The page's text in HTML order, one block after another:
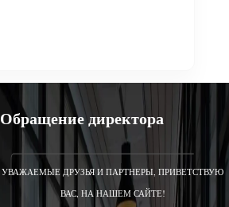
Обращение директора
УВАЖАЕМЫЕ ДРУЗЬЯ И ПАРТНЕРЫ, ПРИВЕТСТВУЮ
ВАС, НА НАШЕМ САЙТЕ!